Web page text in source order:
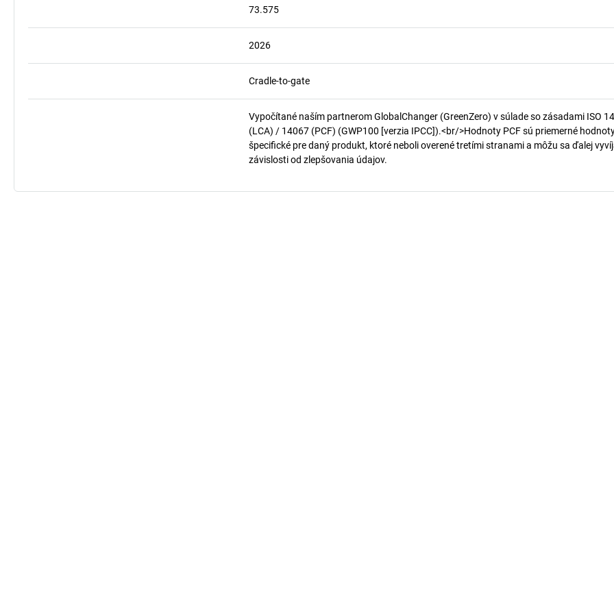
73.575
2026
Cradle-to-gate
Vypočítané naším partnerom GlobalChanger (GreenZero) v súlade so zásadami ISO
(LCA) / 14067 (PCF) (GWP100 [verzia IPCC]).<br/>Hodnoty PCF sú priemerné
špecifické pre daný produkt, ktoré neboli overené tretími stranami a môžu sa ďalej
závislosti od zlepšovania údajov.